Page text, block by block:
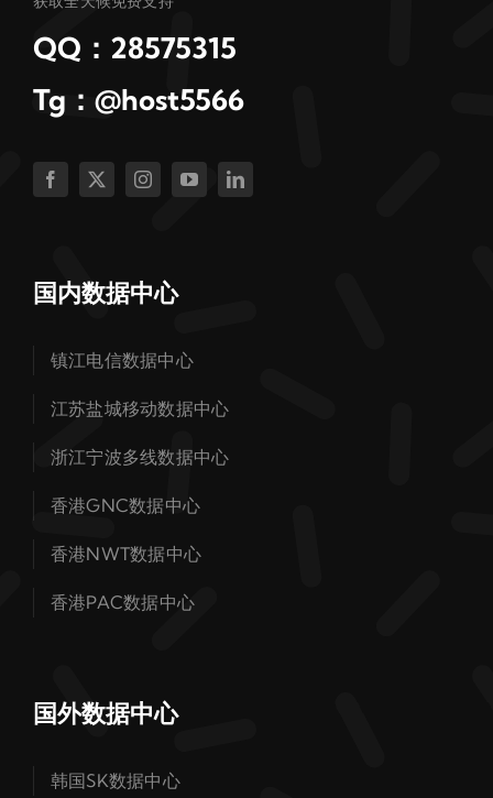
QQ：28575315
Tg：@host5566
国内数据中心
镇江电信数据中心
江苏盐城移动数据中心
浙江宁波多线数据中心
香港GNC数据中心
香港NWT数据中心
香港PAC数据中心
国外数据中心
韩国SK数据中心